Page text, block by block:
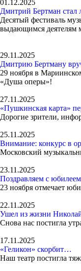
01.12.2025
Дмитрий Бертман стал
Десятый фестиваль
выдающимся деятелям
29.11.2025
Дмитрию Бертману
29 ноября в
«Душа оперы»!
27.11.2025
«Пушкинская карта»
Дорогие зрители,
25.11.2025
Внимание: конкурс в
Московский
23.11.2025
Поздравляем с
23 ноября отмечает
22.11.2025
Ушел из жизни
Снова нас постигла
17.11.2025
«Геликон» скорбит…
Наш театр постигла